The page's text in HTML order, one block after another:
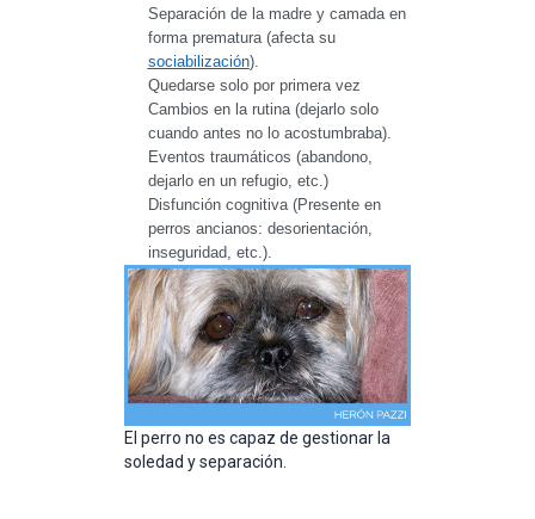
Separación de la madre y camada en
forma prematura (afecta su
sociabilización).
Quedarse solo por primera vez
Cambios en la rutina (dejarlo solo
cuando antes no lo acostumbraba).
Eventos traumáticos (abandono,
dejarlo en un refugio, etc.)
Disfunción cognitiva (Presente en
perros ancianos: desorientación,
inseguridad, etc.).
El perro no es capaz de gestionar la
soledad y separación.